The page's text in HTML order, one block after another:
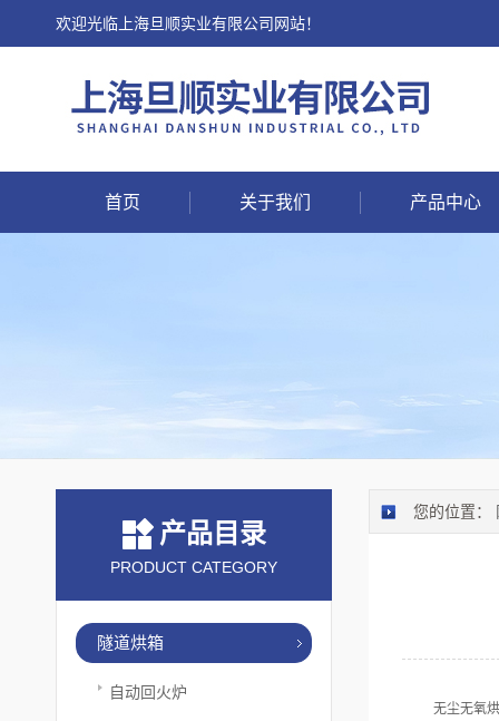
欢迎光临上海旦顺实业有限公司网站！
首页 关于我们 产品中心
产品目录
PRODUCT CATEGORY
隧道烘箱
自动回火炉
您的位置：
无尘无氧烘